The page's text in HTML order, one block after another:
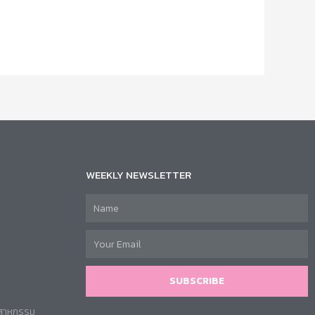
WEEKLY NEWSLETTER
SUBSCRIBE